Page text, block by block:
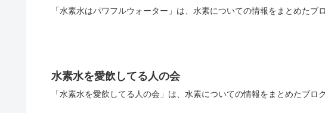
「水素水はパワフルウォーター」は、水素についての情報をまとめたブ
水素水を愛飲してる人の会
「水素水を愛飲してる人の会」は、水素についての情報をまとめたブロ